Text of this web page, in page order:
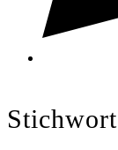
Stichwort